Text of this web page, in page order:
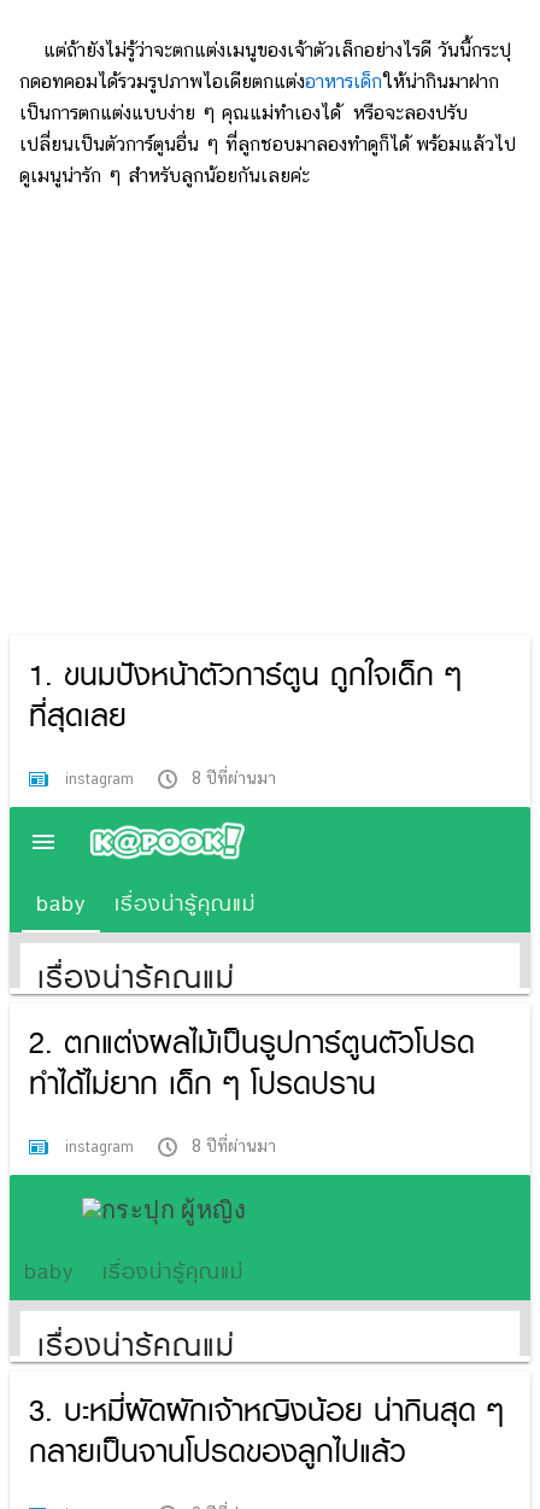
แต่ถ้ายังไม่รู้ว่าจะตกแต่งเมนูของเจ้าตัวเล็กอย่างไรดี วันนี้กระปุ
กดอทคอมได้รวมรูปภาพไอเดียตกแต่งอาหารเด็กให้น่ากินมาฝาก
เป็นการตกแต่งแบบง่าย ๆ คุณแม่ทำเองได้ หรือจะลองปรับ
เปลี่ยนเป็นตัวการ์ตูนอื่น ๆ ที่ลูกชอบมาลองทำดูก็ได้ พร้อมแล้วไป
ดูเมนูน่ารัก ๆ สำหรับลูกน้อยกันเลยค่ะ
1. ขนมปังหน้าตัวการ์ตูน ถูกใจเด็ก ๆ
ที่สุดเลย
instagram 8 ปีที่ผ่านมา
2. ตกแต่งผลไม้เป็นรูปการ์ตูนตัวโปรด
ทำได้ไม่ยาก เด็ก ๆ โปรดปราน
instagram 8 ปีที่ผ่านมา
3. บะหมี่ผัดผักเจ้าหญิงน้อย น่ากินสุด ๆ
กลายเป็นจานโปรดของลูกไปแล้ว